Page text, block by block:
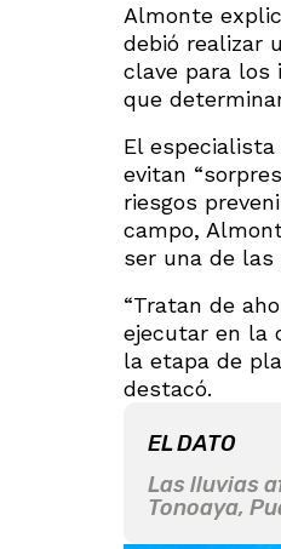
Almonte
debió realizar
clave para los
que
El
evitan
riesgos
campo,
ser una de
“Tratan de
ejecutar en la
la etapa de
destacó.
EL DATO
Las lluvias
Tonoaya,